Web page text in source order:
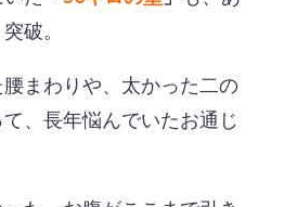
破。
まわりや、太かった二の
、長年悩んでいたお通じ